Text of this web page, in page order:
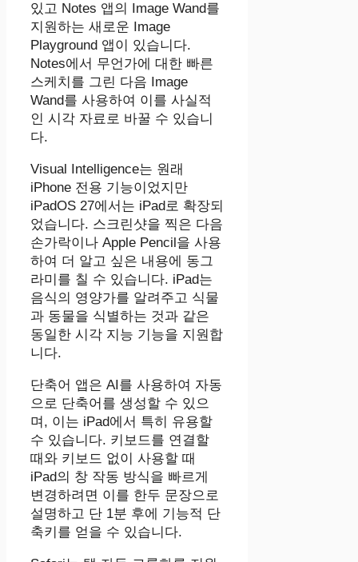
있고 Notes 앱의 Image Wand를
지원하는 새로운 Image
Playground 앱이 있습니다.
Notes에서 무언가에 대한 빠른
스케치를 그린 다음 ‌Image
Wand‌를 사용하여 이를 사실적
인 시각 자료로 바꿀 수 있습니
다.
Visual Intelligence는 원래
iPhone 전용 기능이었지만
‌iPadOS 27‌에서는 ‌iPad‌로 확장되
었습니다. 스크린샷을 찍은 다음
손가락이나 Apple Pencil을 사용
하여 더 알고 싶은 내용에 동그
라미를 칠 수 있습니다. ‌iPad‌는
음식의 영양가를 알려주고 식물
과 동물을 식별하는 것과 같은
동일한 ‌시각 지능‌ 기능을 지원합
니다.
단축어 앱은 AI를 사용하여 자동
으로 단축어를 생성할 수 있으
며, 이는 ‌iPad‌에서 특히 유용할
수 있습니다. 키보드를 연결할
때와 키보드 없이 사용할 때
iPad의 창 작동 방식을 빠르게
변경하려면 이를 한두 문장으로
설명하고 단 1분 후에 기능적 단
축키를 얻을 수 있습니다.